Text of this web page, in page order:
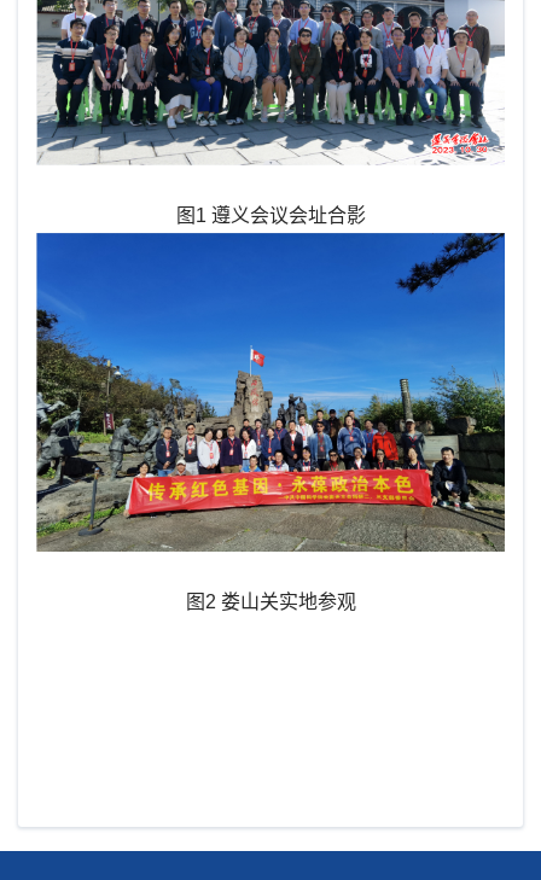
图1 遵义会议会址合影
图2 娄山关实地参观